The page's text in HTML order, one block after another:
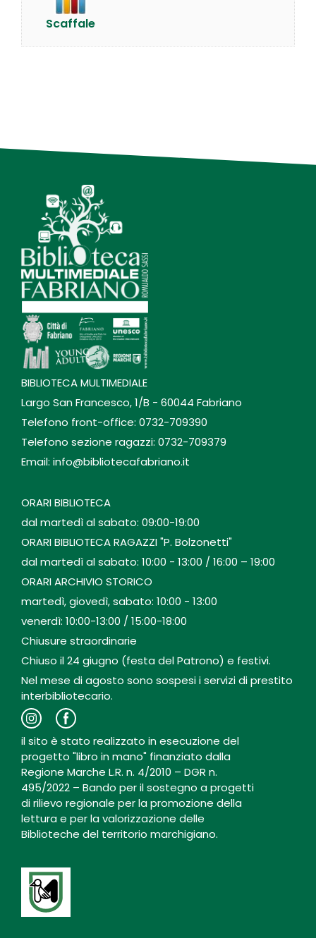
Scaffale
BIBLIOTECA MULTIMEDIALE
Largo San Francesco, 1/B - 60044 Fabriano
Telefono front-office: 0732-709390
Telefono sezione ragazzi: 0732-709379
Email: info@bibliotecafabriano.it
ORARI BIBLIOTECA
dal martedì al sabato: 09:00-19:00
ORARI BIBLIOTECA RAGAZZI "P. Bolzonetti"
dal martedì al sabato: 10:00 - 13:00 / 16:00 – 19:00
ORARI ARCHIVIO STORICO
martedì, giovedì, sabato: 10:00 - 13:00
venerdì: 10:00-13:00 / 15:00-18:00
Chiusure straordinarie
Chiuso il 24 giugno (festa del Patrono) e festivi.
Nel mese di agosto sono sospesi i servizi di prestito
interbibliotecario.
il sito è stato realizzato in esecuzione del
progetto "libro in mano" finanziato dalla
Regione Marche L.R. n. 4/2010 – DGR n.
495/2022 – Bando per il sostegno a progetti
di rilievo regionale per la promozione della
lettura e per la valorizzazione delle
Biblioteche del territorio marchigiano.